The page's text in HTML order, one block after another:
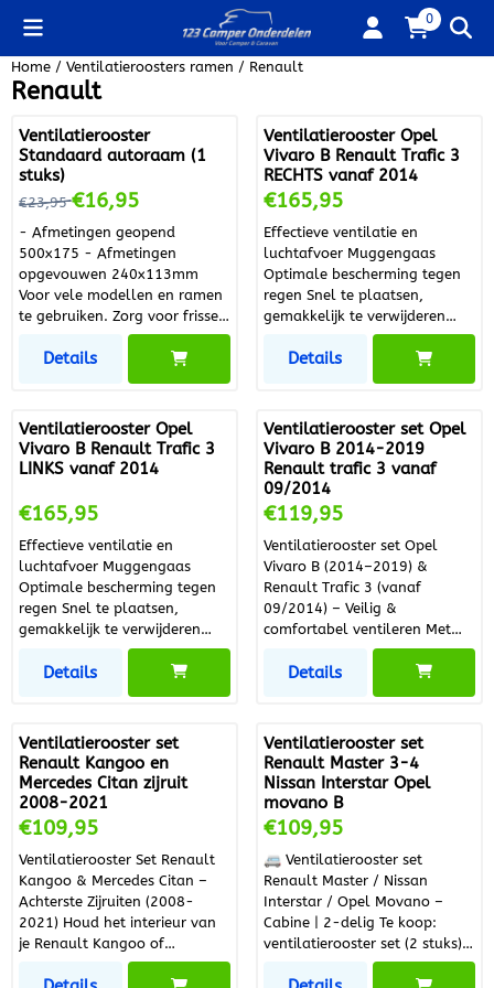
Cookievoorkeuren zijn beschikbaar. Kies instellingen of sta
0
Home / Ventilatieroosters ramen / Renault
Renault
Ventilatierooster
Standaard autoraam (1
stuks)
Van 23,95 voor 16,95
€23,95€16,95
- Afmetingen geopend
500x175 - Afmetingen
opgevouwen 240x113mm
Voor vele modellen en ramen
te gebruiken. Zorg voor frisse
lucht tijdens het slapen of
gebruik dit als
ventilatierooster. Frisse lucht
Details
Ventilatierooster Opel
Vivaro B Renault Trafic 3
RECHTS vanaf 2014
Prijs: 165,95
€165,95
Effectieve ventilatie en
luchtafvoer Muggengaas
Optimale bescherming tegen
regen Snel te plaatsen,
gemakkelijk te verwijderen
(niet gebruiken op reis)
Inbraakbestendig Raamrooster
Details
Ventilatierooster Opel
Vivaro B Renault Trafic 3
LINKS vanaf 2014
Prijs: 165,95
€165,95
Effectieve ventilatie en
luchtafvoer Muggengaas
Optimale bescherming tegen
regen Snel te plaatsen,
gemakkelijk te verwijderen
(niet gebruiken op reis)
Inbraakbestendig Raamrooster
Details
Ventilatierooster set Opel
Vivaro B 2014-2019
Renault trafic 3 vanaf
09/2014
Prijs: 119,95
€119,95
Ventilatierooster set Opel
Vivaro B (2014–2019) &
Renault Trafic 3 (vanaf
09/2014) – Veilig &
comfortabel ventileren Met
deze ventilatierooster set zorg
je voor optimale ventilatie én
extra veiligheid in jouw
Speciaal ontworpen voor de
Opel Vivaro B (2014–2019) en
Renault Trafic 3 (vanaf
09/2014), passen deze
roosters perfect in de ramen
van de bestuurder en
passagier. De roosters zijn
gemaakt van stevig zwart
aluminium en hebben een
strak, professioneel uiterlijk.
Dankzij het slimme ontwerp
met naar beneden gerichte
Details
Ventilatierooster set
Renault Kangoo en
Mercedes Citan zijruit
2008-2021
Prijs: 109,95
€109,95
Ventilatierooster Set Renault
Kangoo & Mercedes Citan –
Achterste Zijruiten (2008-
2021) Houd het interieur van
je Renault Kangoo of
en goed geventileerd met deze
Ventilatierooster set
Renault Master 3-4
Nissan Interstar Opel
movano B
Prijs: 109,95
€109,95
🚐 Ventilatierooster set
Renault Master / Nissan
Interstar / Opel Movano –
Cabine | 2-delig Te koop:
ventilatierooster set (2 stuks)
voor de zijruiten in de cabine
van diverse bedrijfswagens.